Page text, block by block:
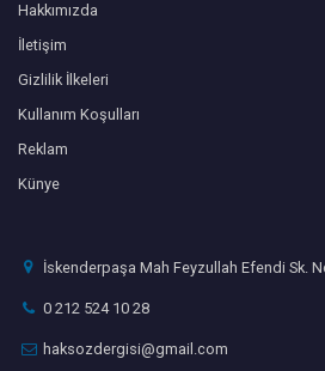
Hakkımızda
İletişim
Gizlilik İlkeleri
Kullanım Koşulları
Reklam
Künye
İskenderpaşa Mah Feyzullah Efendi Sk.
0 212 524 10 28
haksozdergisi@gmail.com